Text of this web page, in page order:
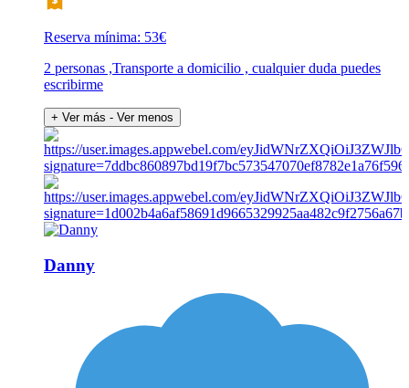
Reserva mínima: 53€
2 personas ,Transporte a domicilio , cualquier duda puedes
escribirme
+ Ver más - Ver menos
Danny